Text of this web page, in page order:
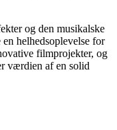
og den musikalske
helhedsoplevelse for
filmprojekter, og
værdien af en solid